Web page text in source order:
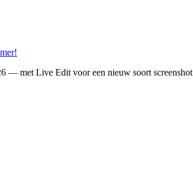
— met Live Edit voor een nieuw soort screenshot